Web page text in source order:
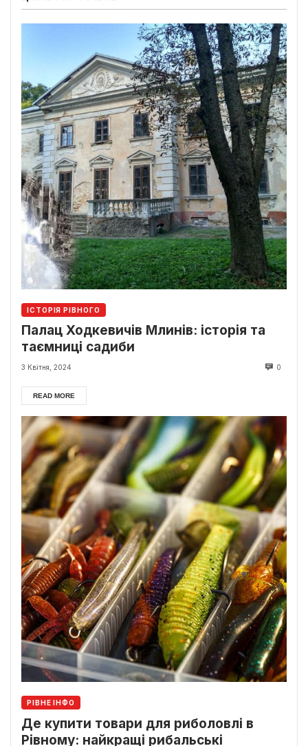
ІСТОРІЯ РІВНОГО
Палац Ходкевичів Млинів: історія та
таємниці садиби
3 Квітня, 2024 0
READ MORE
РІВНЕ ІНФО
Де купити товари для риболовлі в
Рівному: найкращі рибальські